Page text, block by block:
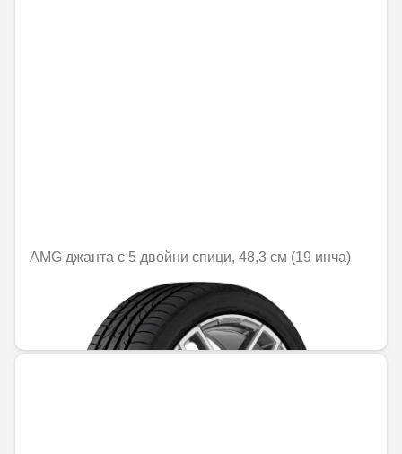
AMG джанта с 5 двойни спици, 48,3 см (19 инча)
Не е налично онлайн
1379,50 € / 2698,06 лв.